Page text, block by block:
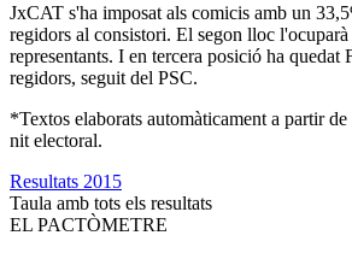
JxCAT s'ha imposat als comicis amb un
regidors al consistori. El segon lloc
representants. I en tercera posició ha
regidors, seguit del PSC.
*Textos elaborats automàticament a partir
nit electoral.
Resultats 2015
Taula amb tots els resultats
EL PACTÒMETRE